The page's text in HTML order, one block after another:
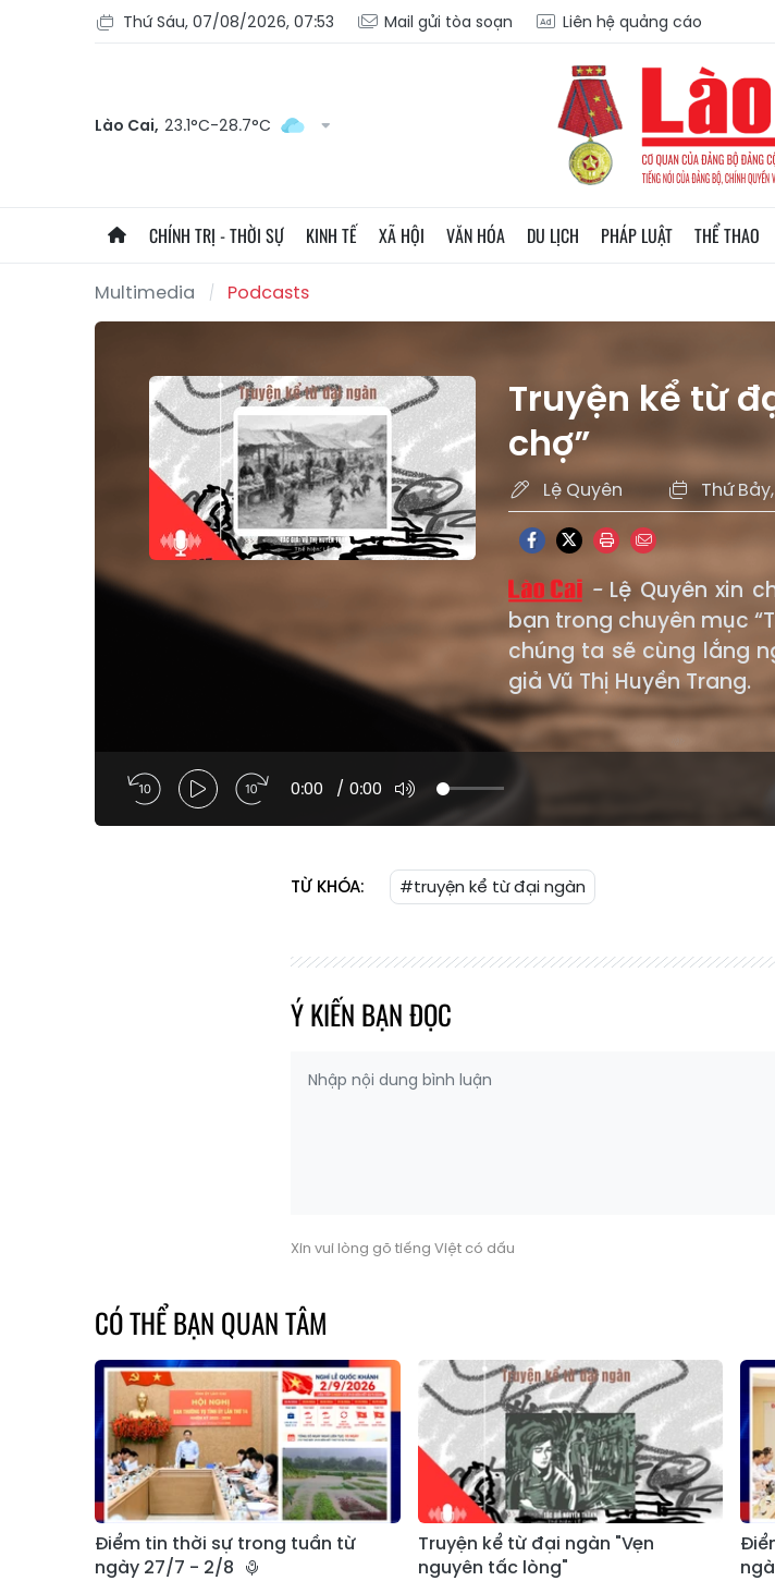
Thứ Sáu, 07/08/2026, 07:53 Mail gửi tòa soạn Liên hệ quảng cáo
Lào Cai, 23.1°C-28.7°C
CHÍNH TRỊ - THỜI SỰ KINH TẾ XÃ HỘI VĂN HÓA DU LỊCH PHÁP LUẬT THỂ THAO
Multimedia Podcasts
Truyện kể từ
chợ”
Lệ Quyên Thứ
Lệ Quyên xin
bạn trong chuyên mục
chúng ta sẽ cùng lắng
giả Vũ Thị Huyền Trang.
0:00 / 0:00
TỪ KHÓA: #truyện kể từ đại ngàn
Ý KIẾN BẠN ĐỌC
Xin vui lòng gõ tiếng Việt có dấu
CÓ THỂ BẠN QUAN TÂM
Điểm tin thời sự trong tuần từ
ngày 27/7 - 2/8
Truyện kể từ đại ngàn "Vẹn
nguyên tấc lòng"